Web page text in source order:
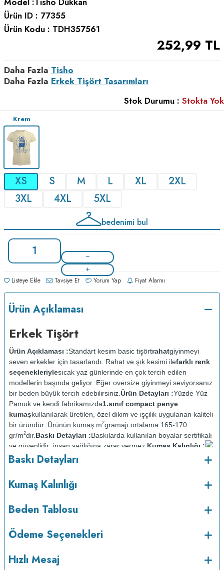
Ürün ID : 77355
Ürün Kodu : TDH357561
252,99 TL
Daha Fazla Tisho
Daha Fazla Erkek Tişört Tasarımları
Stok Durumu : Stokta Yok
Krem
XS S M L XL
2XL
3XL
4XL 5XL
bedenimi bul
Listeye Ekle Tavsiye Et Yorum Yap Fiyat Alarmı
Ürün Açıklaması
Erkek Tişört
Ürün Açıklaması :Standart kesim basic tişörtrahatgiyinmeyi
seven erkekler için tasarlandı. Rahat ve şık kesimi ilefarklı renk
seçenekleriylesıcak yaz günlerinde en çok tercih edilen
modellerin başında geliyor. Eğer oversize giyinmeyi seviyorsanız
bir beden büyük tercih edebilirsiniz. Ürün Detayları :Yüzde Yüz
Pamuk ve kendi fabrikamızda1.sınıf compact penye
kumaşkullanılarak üretilen, özel dikim ve işçilik uygulanan kaliteli
bir üründür. Ürünün kumaş m2gramajı ortalama 165-170
gr/m2dir. Baskı Detayları :Baskılarda kullanılan boyalar sertifikalı
ve güvenlidir; insan sağlığına zarar vermez. Kumaş Kalınlığı :
Bakım : Kısa programda maksimum 30
Kuru temizleme yapılmaz.
Baskı Detayları
Kumaş Kalınlığı
Beden Tablosu
Ödeme Seçenekleri
Hızlı Mesaj